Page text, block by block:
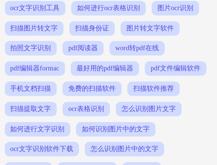
ocr文字识别工具 如何进行ocr表格识别 图片ocr识别
扫描图片转文字 扫描身份证 图片转文字软件
拍照文字识别 pdf阅读器 word转pdf在线
pdf编辑器formac 最好用的pdf编辑器 pdf文件编辑软件
手机文档扫描 免费的扫描软件 扫描软件推荐
扫描提取文字 ocr表格识别 怎么识别图片文字
如何进行文字识别 如何识别图片中的文字
ocr文字识别软件下载 怎么识别图片中的文字